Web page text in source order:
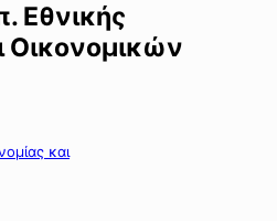
Εθνικής
Οικονομικών
και